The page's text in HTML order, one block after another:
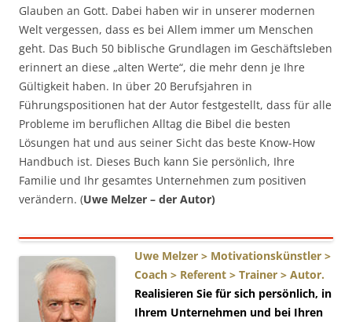
Glauben an Gott. Dabei haben wir in unserer modernen
Welt vergessen, dass es bei Allem immer um Menschen
geht. Das Buch 50 biblische Grundlagen im Geschäftsleben
erinnert an diese „alten Werte“, die mehr denn je Ihre
Gültigkeit haben. In über 20 Berufsjahren in
Führungspositionen hat der Autor festgestellt, dass für alle
Probleme im beruflichen Alltag die Bibel die besten
Lösungen hat und aus seiner Sicht das beste Know-How
Handbuch ist. Dieses Buch kann Sie persönlich, Ihre
Familie und Ihr gesamtes Unternehmen zum positiven
verändern. (Uwe Melzer – der Autor)
Uwe Melzer > Motivationskünstler >
Coach > Referent > Trainer > Autor.
Realisieren Sie für sich persönlich, in
Ihrem Unternehmen und bei Ihren